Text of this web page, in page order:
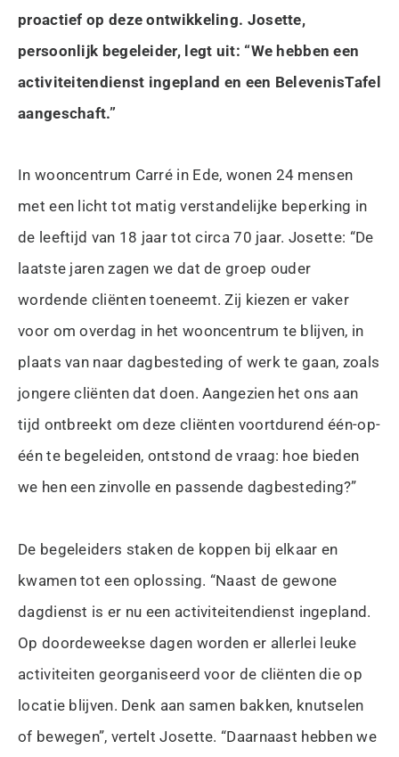
proactief op deze ontwikkeling. Josette,
persoonlijk begeleider, legt uit: “We hebben een
activiteitendienst ingepland en een BelevenisTafel
aangeschaft.”
In wooncentrum Carré in Ede, wonen 24 mensen
met een licht tot matig verstandelijke beperking in
de leeftijd van 18 jaar tot circa 70 jaar. Josette: “De
laatste jaren zagen we dat de groep ouder
wordende cliënten toeneemt. Zij kiezen er vaker
voor om overdag in het wooncentrum te blijven, in
plaats van naar dagbesteding of werk te gaan, zoals
jongere cliënten dat doen. Aangezien het ons aan
tijd ontbreekt om deze cliënten voortdurend één-op-
één te begeleiden, ontstond de vraag: hoe bieden
we hen een zinvolle en passende dagbesteding?”
De begeleiders staken de koppen bij elkaar en
kwamen tot een oplossing. “Naast de gewone
dagdienst is er nu een activiteitendienst ingepland.
Op doordeweekse dagen worden er allerlei leuke
activiteiten georganiseerd voor de cliënten die op
locatie blijven. Denk aan samen bakken, knutselen
of bewegen”, vertelt Josette. “Daarnaast hebben we